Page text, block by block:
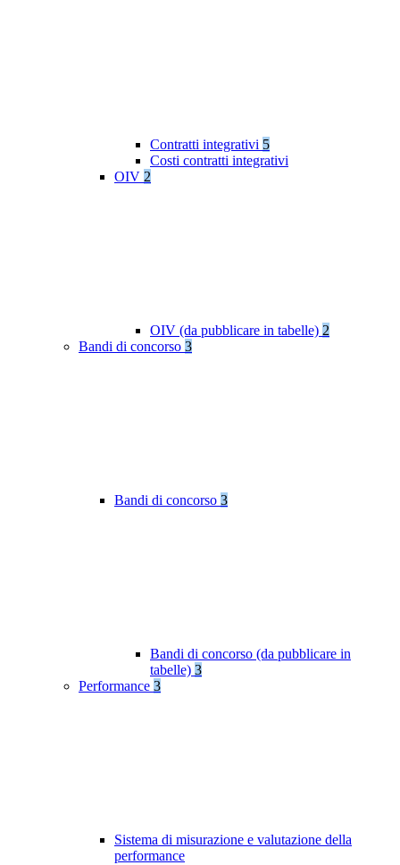
Contratti integrativi 5
Costi contratti integrativi
OIV 2
OIV (da pubblicare in tabelle) 2
Bandi di concorso 3
Bandi di concorso 3
Bandi di concorso (da pubblicare in
tabelle) 3
Performance 3
Sistema di misurazione e valutazione della
performance